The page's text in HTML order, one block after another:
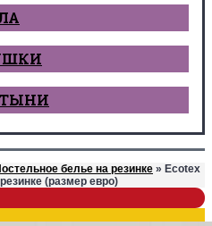
белье на резинке » Ecotex
(размер евро)